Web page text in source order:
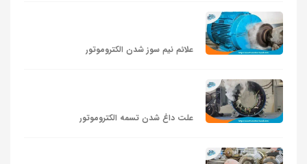
علائم نیم‌ سوز شدن الکتروموتور
علت داغ شدن تسمه الکتروموتور